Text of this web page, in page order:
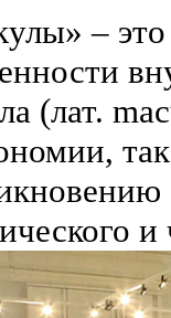
– это
(лат.
и